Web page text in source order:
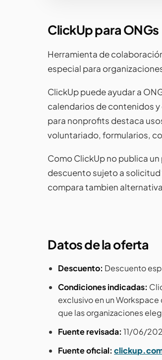
ClickUp para ONGs
Herramienta de
especial para
ClickUp puede ayudar a
calendarios de contenidos
para nonprofits destaca
voluntariado, formularios,
Como ClickUp no publica
descuento sujeto a
compara tambien
Datos de la oferta
Descuento: Descuento
Condiciones indicadas:
exclusivo en un
que las organizaciones
Fuente revisada: 11/06/
Fuente oficial: